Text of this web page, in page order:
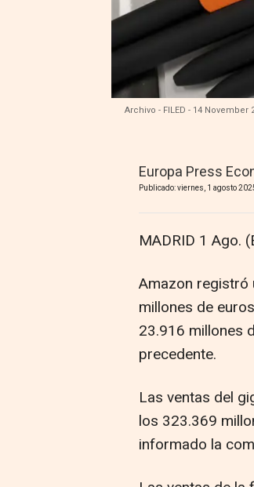
Archivo - FILED - 14
Europa Press
Publicado: viernes, 1 agosto
MADRID 1 Ago.
Amazon registró
millones de
23.916 millones
precedente.
Las ventas del
los 323.369
informado la